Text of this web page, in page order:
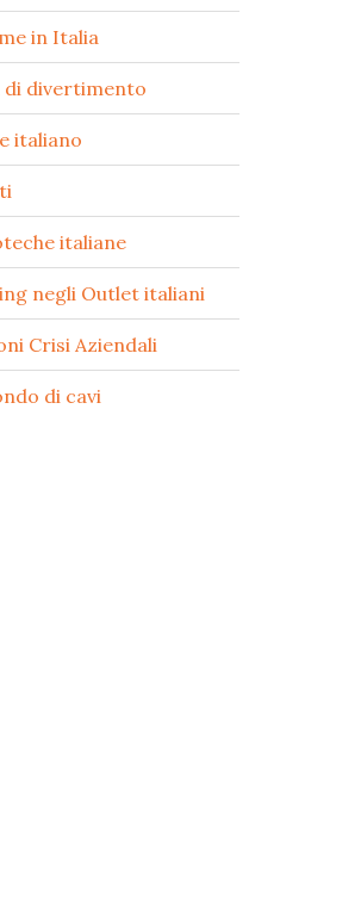
in Italia
di divertimento
italiano
italiane
negli Outlet italiani
Crisi Aziendali
di cavi